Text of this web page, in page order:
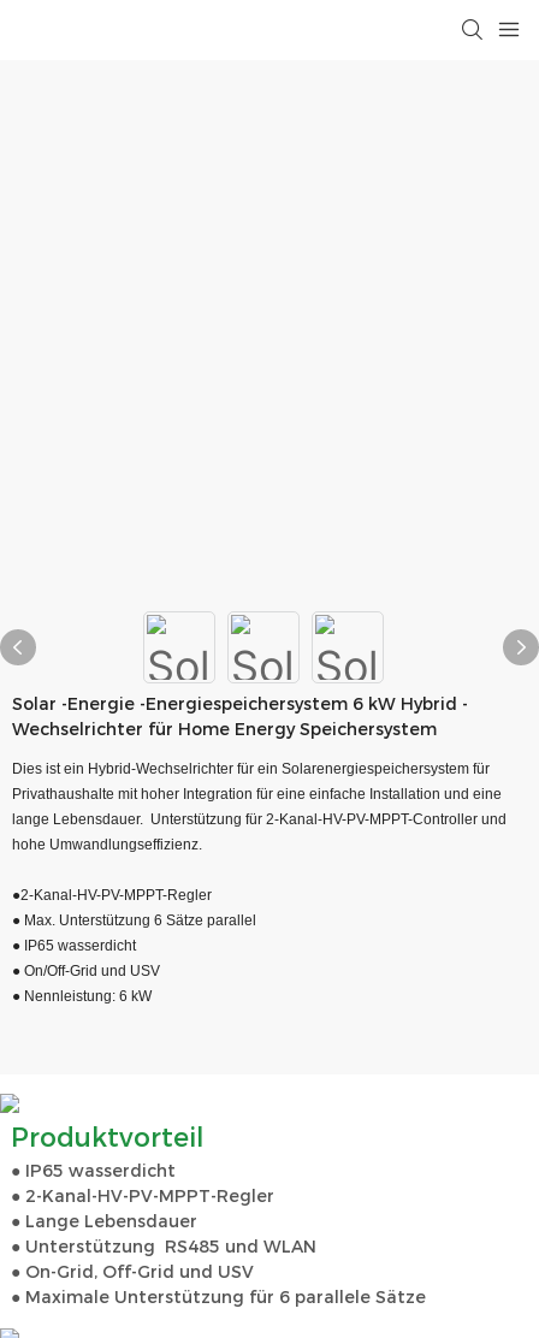
Solar -Energie -Energiespeichersystem 6 kW Hybrid -
Wechselrichter für Home Energy Speichersystem
Dies ist ein Hybrid-Wechselrichter für ein Solarenergiespeichersystem für
Privathaushalte mit hoher Integration für eine einfache Installation und eine
lange Lebensdauer. Unterstützung für 2-Kanal-HV-PV-MPPT-Controller und
hohe Umwandlungseffizienz.
●2-Kanal-HV-PV-MPPT-Regler
● Max. Unterstützung 6 Sätze parallel
● IP65 wasserdicht
● On/Off-Grid und USV
● Nennleistung: 6 kW
Produktvorteil
● IP65 wasserdicht
● 2-Kanal-HV-PV-MPPT-Regler
● Lange Lebensdauer
● Unterstützung RS485 und WLAN
● On-Grid, Off-Grid und USV
● Maximale Unterstützung für 6 parallele Sätze